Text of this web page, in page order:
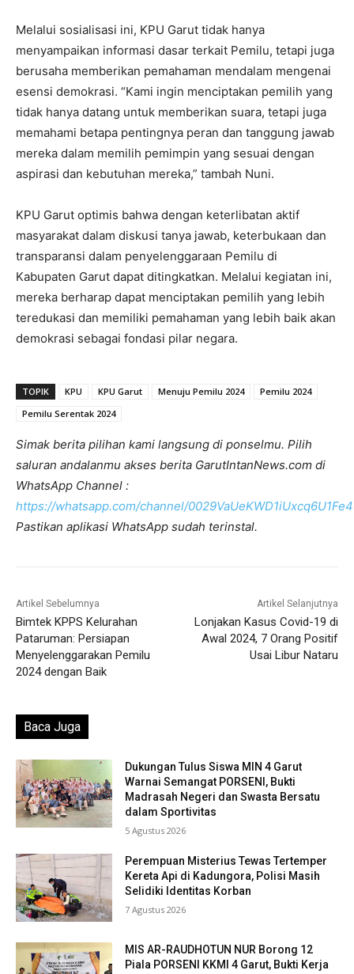
Melalui sosialisasi ini, KPU Garut tidak hanya
menyampaikan informasi dasar terkait Pemilu, tetapi juga
berusaha memberikan pemahaman mendalam mengenai
esensi demokrasi. “Kami ingin menciptakan pemilih yang
tidak hanya datang untuk memberikan suara, tetapi juga
memahami betapa pentingnya peran dan tanggung jawab
mereka dalam memilih pemimpin yang sesuai dengan
aspirasi dan kebutuhan mereka,” tambah Nuni.
KPU Garut optimis bahwa dengan keterlibatan aktif
masyarakat dalam diskusi tanya jawab, keterbukaan dan
transparansi dalam penyelenggaraan Pemilu di
Kabupaten Garut dapat ditingkatkan. Melalui kegiatan ini,
mereka berharap dapat menciptakan pemilih yang lebih
teredukasi dan memiliki pemahaman yang lebih baik akan
demokrasi sebagai fondasi pilar negara.
TOPIK KPU KPU Garut Menuju Pemilu 2024
Pemilu 2024
Pemilu Serentak 2024
Simak berita pilihan kami langsung di ponselmu. Pilih
saluran andalanmu akses berita GarutIntanNews.com di
WhatsApp Channel :
https://whatsapp.com/channel/
Pastikan aplikasi WhatsApp sudah terinstal.
Artikel Sebelumnya
Bimtek KPPS Kelurahan
Pataruman: Persiapan
Menyelenggarakan Pemilu
2024 dengan Baik
Artikel Selanjutnya
Lonjakan Kasus Covid-19 di
Awal 2024, 7 Orang Positif
Usai Libur Nataru
Baca Juga
Dukungan Tulus Siswa MIN 4 Garut
Warnai Semangat PORSENI, Bukti
Madrasah Negeri dan Swasta Bersatu
dalam Sportivitas
5 Agustus 2026
Perempuan Misterius Tewas Tertemper
Kereta Api di Kadungora, Polisi Masih
Selidiki Identitas Korban
7 Agustus 2026
MIS AR-RAUDHOTUN NUR Borong 12
Piala PORSENI KKMI 4 Garut, Bukti Kerja